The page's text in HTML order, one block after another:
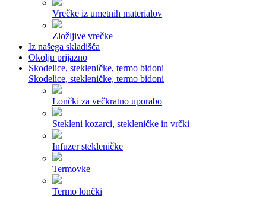
Vrečke iz umetnih materialov
Zložljive vrečke
Iz našega skladišča
Okolju prijazno
Skodelice, stekleničke, termo bidoni
Skodelice, stekleničke, termo bidoni
Lončki za večkratno uporabo
Stekleni kozarci, stekleničke in vrčki
Infuzer stekleničke
Termovke
Termo lončki